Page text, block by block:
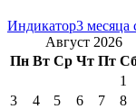
Индикатор3 месяца
Август 2026
Пн Вт Ср Чт Пт
1
3
4 5 6 7 8